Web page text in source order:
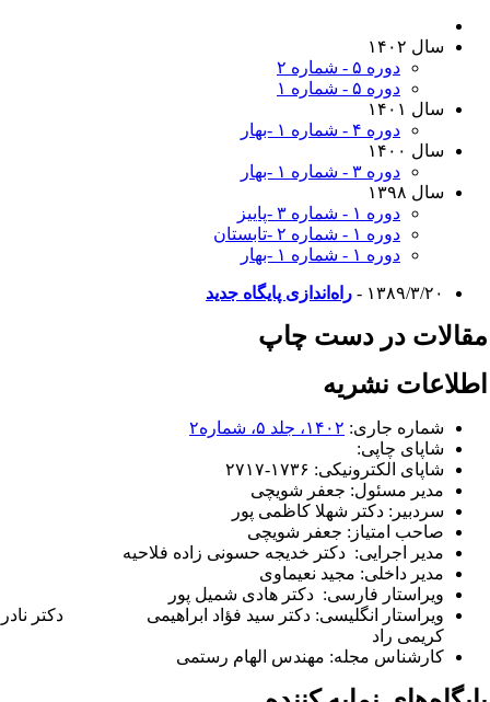
سال ۱۴۰۲
دوره ۵ - شماره ۲
دوره ۵ - شماره ۱
سال ۱۴۰۱
دوره ۴ - شماره ۱ -بهار
سال ۱۴۰۰
دوره ۳ - شماره ۱ -بهار
سال ۱۳۹۸
دوره ۱ - شماره ۳ -پاییز
دوره ۱ - شماره ۲ -تابستان
دوره ۱ - شماره ۱ -بهار
۱۳۸۹/۳/۲۰ - راه‌اندازی پایگاه جدید
در دست چاپ
نشریه
شماره جاری: ۱۴۰۲، جلد ۵، شماره۲
شاپای چاپی:
شاپای الکترونیکی: ۲۷۱۷-۱۷۳۶
مدیر مسئول: جعفر شویچی
سردبیر: دکتر شهلا کاظمی پور
صاحب امتیاز: جعفر شویچی
مدیر اجرایی: دکتر خدیجه حسونی زاده فلاحیه
مدیر داخلی: مجید نعیماوی
ویراستار فارسی: دکتر هادی شمیل پور
ویراستار انگلیسی: دکتر سید فؤاد ابراهیمی
دکتر نادر
کریمی راد
کارشناس مجله: مهندس الهام رستمی